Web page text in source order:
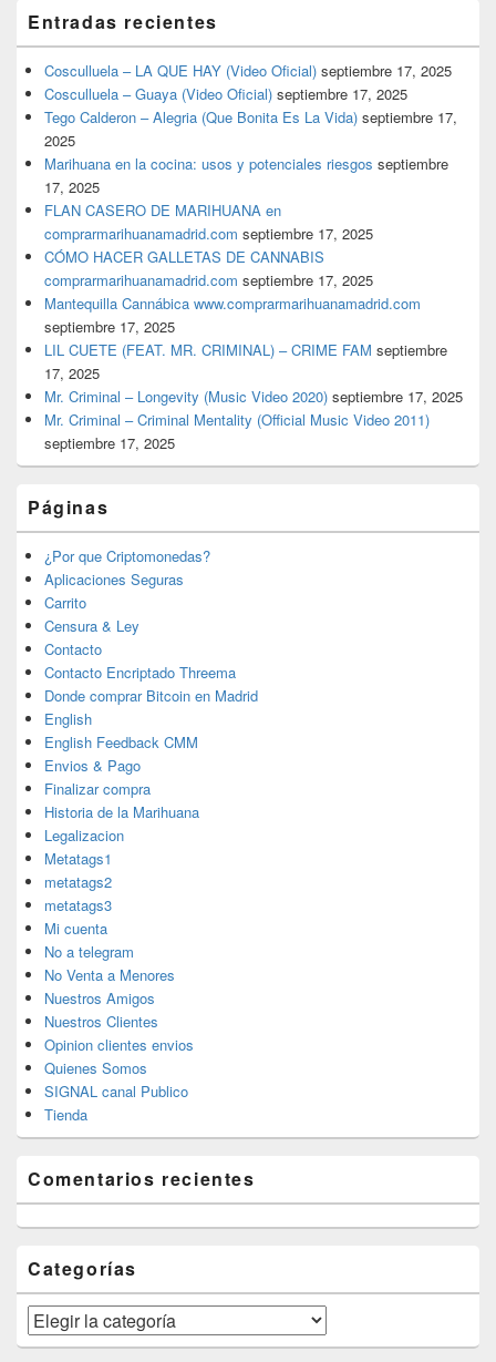
Entradas recientes
Cosculluela – LA QUE HAY (Video Oficial) septiembre 17, 2025
Cosculluela – Guaya (Video Oficial) septiembre 17, 2025
Tego Calderon – Alegria (Que Bonita Es La Vida) septiembre 17,
2025
Marihuana en la cocina: usos y potenciales riesgos septiembre
17, 2025
FLAN CASERO DE MARIHUANA en
comprarmarihuanamadrid.com septiembre 17, 2025
CÓMO HACER GALLETAS DE CANNABIS
comprarmarihuanamadrid.com septiembre 17, 2025
Mantequilla Cannábica www.comprarmarihuanamadrid.com
septiembre 17, 2025
LIL CUETE (FEAT. MR. CRIMINAL) – CRIME FAM septiembre
17, 2025
Mr. Criminal – Longevity (Music Video 2020) septiembre 17, 2025
Mr. Criminal – Criminal Mentality (Official Music Video 2011)
septiembre 17, 2025
Páginas
¿Por que Criptomonedas?
Aplicaciones Seguras
Carrito
Censura & Ley
Contacto
Contacto Encriptado Threema
Donde comprar Bitcoin en Madrid
English
English Feedback CMM
Envios & Pago
Finalizar compra
Historia de la Marihuana
Legalizacion
Metatags1
metatags2
metatags3
Mi cuenta
No a telegram
No Venta a Menores
Nuestros Amigos
Nuestros Clientes
Opinion clientes envios
Quienes Somos
SIGNAL canal Publico
Tienda
Comentarios recientes
Categorías
Categorías